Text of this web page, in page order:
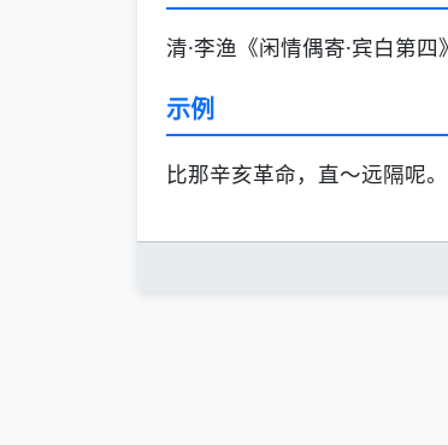
清·李渔《闲情偶寄·宾白第
示例
比那辛亥革命，直～远隔呢